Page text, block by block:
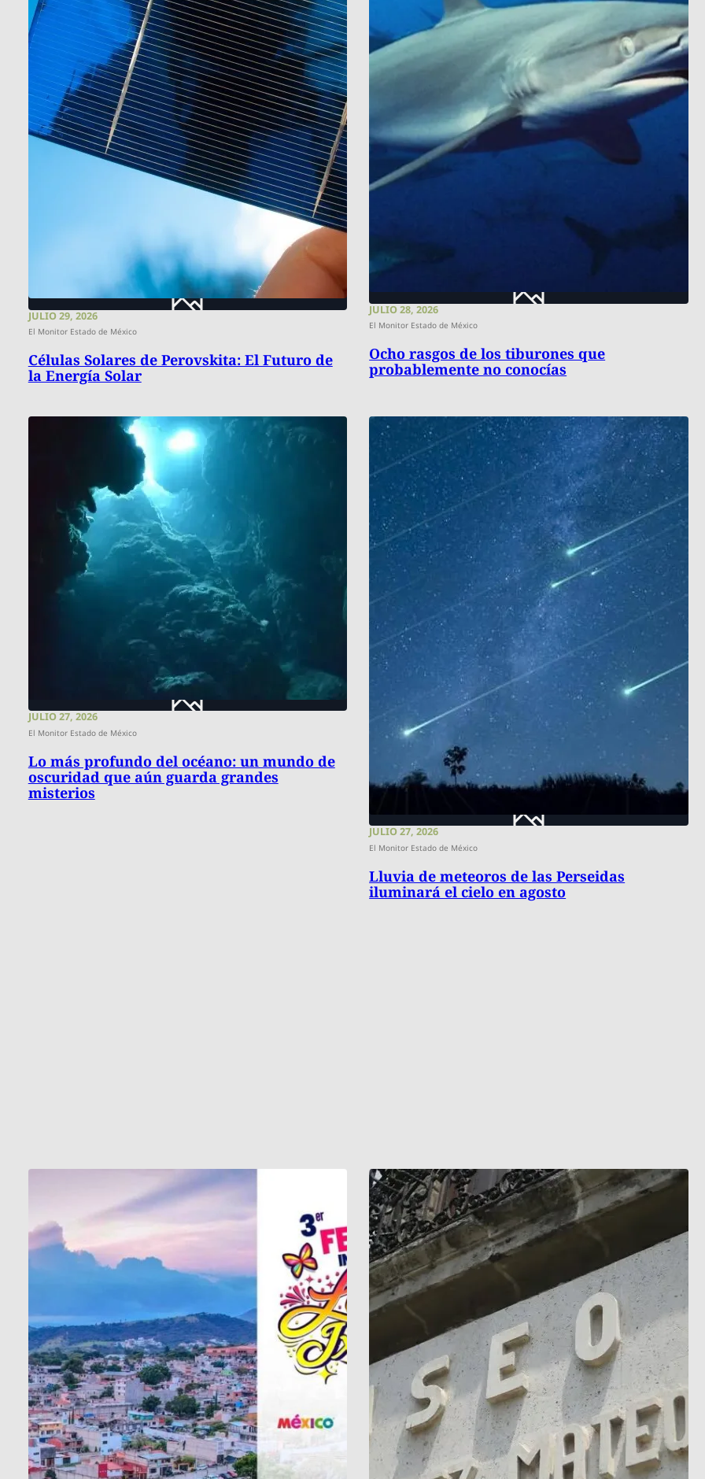
JULIO 29, 2026
El Monitor Estado de México
Células Solares de Perovskita: El Futuro de
la Energía Solar
JULIO 28, 2026
El Monitor Estado de México
Ocho rasgos de los tiburones que
probablemente no conocías
JULIO 27, 2026
El Monitor Estado de México
Lo más profundo del océano: un mundo de
oscuridad que aún guarda grandes
misterios
JULIO 27, 2026
El Monitor Estado de México
Lluvia de meteoros de las Perseidas
iluminará el cielo en agosto